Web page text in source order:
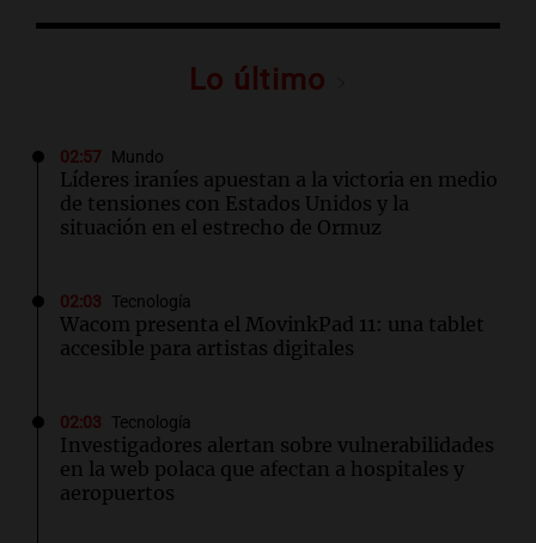
Lo último
02:57 Mundo
Líderes iraníes apuestan a la victoria en medio
de tensiones con Estados Unidos y la
situación en el estrecho de Ormuz
02:03 Tecnología
Wacom presenta el MovinkPad 11: una tablet
accesible para artistas digitales
02:03 Tecnología
Investigadores alertan sobre vulnerabilidades
en la web polaca que afectan a hospitales y
aeropuertos